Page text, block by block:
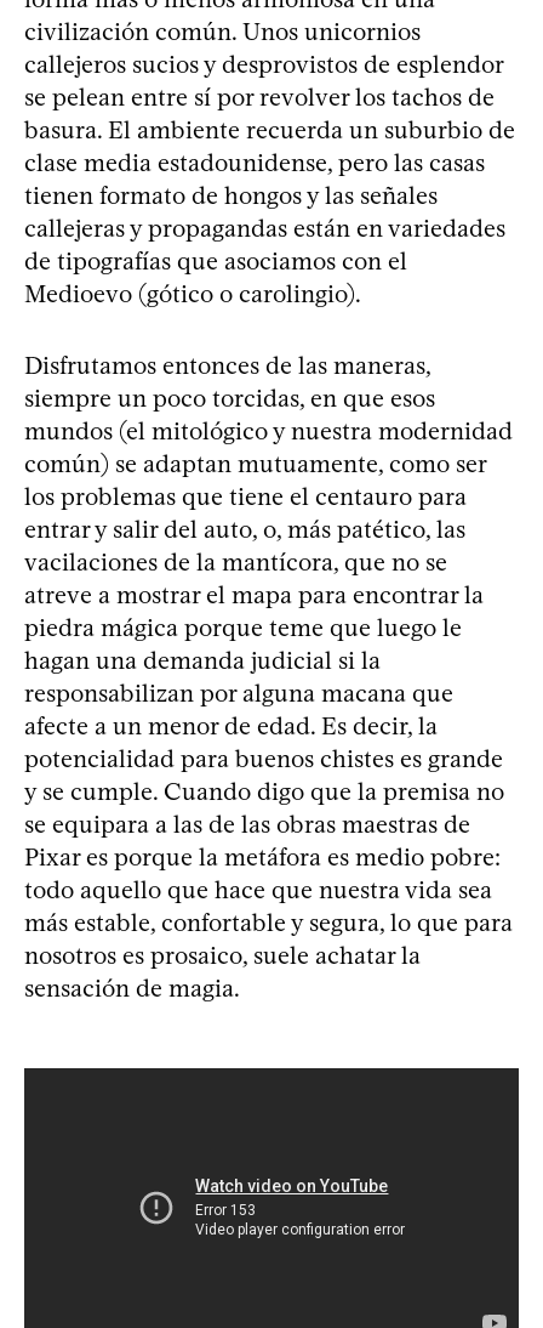
civilización común. Unos unicornios
callejeros sucios y desprovistos de esplendor
se pelean entre sí por revolver los tachos de
basura. El ambiente recuerda un suburbio de
clase media estadounidense, pero las casas
tienen formato de hongos y las señales
callejeras y propagandas están en variedades
de tipografías que asociamos con el
Medioevo (gótico o carolingio).
Disfrutamos entonces de las maneras,
siempre un poco torcidas, en que esos
mundos (el mitológico y nuestra modernidad
común) se adaptan mutuamente, como ser
los problemas que tiene el centauro para
entrar y salir del auto, o, más patético, las
vacilaciones de la mantícora, que no se
atreve a mostrar el mapa para encontrar la
piedra mágica porque teme que luego le
hagan una demanda judicial si la
responsabilizan por alguna macana que
afecte a un menor de edad. Es decir, la
potencialidad para buenos chistes es grande
y se cumple. Cuando digo que la premisa no
se equipara a las de las obras maestras de
Pixar es porque la metáfora es medio pobre:
todo aquello que hace que nuestra vida sea
más estable, confortable y segura, lo que para
nosotros es prosaico, suele achatar la
sensación de magia.